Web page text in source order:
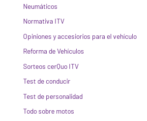
Neumáticos
Normativa ITV
Opiniones y accesiorios para el vehículo
Reforma de Vehículos
Sorteos cerQuo ITV
Test de conducir
Test de personalidad
Todo sobre motos